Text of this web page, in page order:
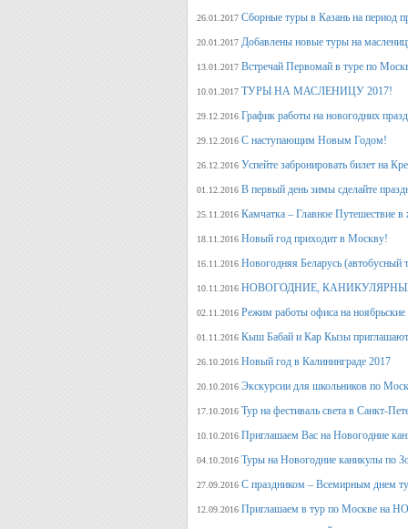
26.01.2017 Сборные туры в Казань на период
20.01.2017 Добавлены новые туры на
13.01.2017 Встречай Первомай в туре по
10.01.2017 ТУРЫ НА МАСЛЕНИЦУ 2017!
29.12.2016 График работы на новогодних
29.12.2016 С наступающим Новым Годом!
26.12.2016 Успейте забронировать билет на
01.12.2016 В первый день зимы сделайте
25.11.2016 Камчатка – Главное Путешествие
18.11.2016 Новый год приходит в Москву!
16.11.2016 Новогодняя Беларусь
10.11.2016 НОВОГОДНИЕ,
02.11.2016 Режим работы офиса на ноябрьские
01.11.2016 Кыш Бабай и Кар Кызы
26.10.2016 Новый год в Калининграде 2017
20.10.2016 Экскурсии для школьников по
17.10.2016 Тур на фестиваль света в Санкт-
10.10.2016 Приглашаем Вас на Новогодние
04.10.2016 Туры на Новогодние каникулы по
27.09.2016 С праздником – Всемирным днем
12.09.2016 Приглашаем в тур по Москве на